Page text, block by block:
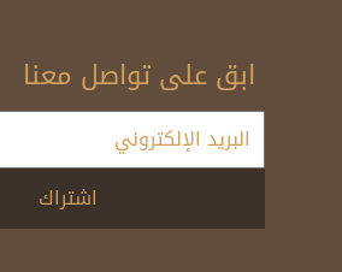
ابق على تواصل معنا
اشتراك